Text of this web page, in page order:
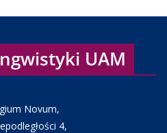
UAM
Novum,
4,